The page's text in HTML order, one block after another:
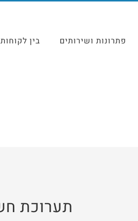
פתרונות ושירותים בין
תערוכת